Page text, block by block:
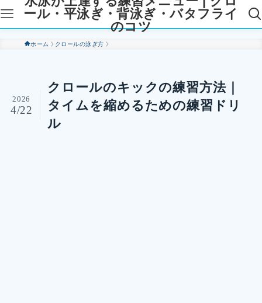
ール・平泳ぎ・背泳ぎ・バタフライ
のコツ
ホーム クロールの泳ぎ方
クロールのキックの練習方法｜
タイムを縮めるための練習ドリ
ル
2026
4/22